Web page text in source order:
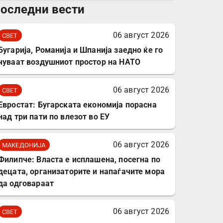
комплет за заштита на
вести
СВЕТ
06 август 2026
Романија и Шпанија заедно ќе го
воздушниот простор на НАТО
СВЕТ
06 август 2026
Бугарската економија порасна
три пати по влезот во ЕУ
МАКЕДОНИЈА
06 август 2026
Власта е исплашена, посегна по
организаторите и напаѓачите мора
одговараат
СВЕТ
06 август 2026